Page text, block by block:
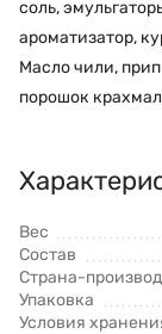
соль,
ароматизатор,
Масло чили,
порошок
Вес
Состав
Страна-
Упаковка
Условия